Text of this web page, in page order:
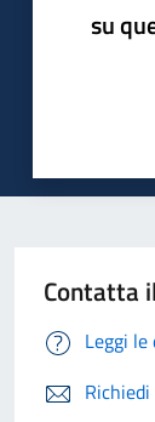
su
Contatta
Leggi